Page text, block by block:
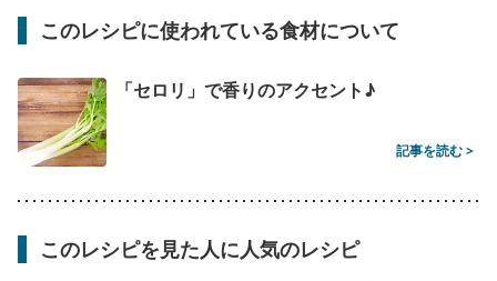
このレシピに使われている食材について
「セロリ」で香りのアクセント♪
記事を読む >
このレシピを見た人に人気のレシピ